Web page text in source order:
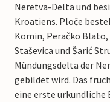
Neretva-Delta und
Kroatiens. Ploče
Komin, Peračko
Staševica und Šarić
Mündungsdelta der
gebildet wird. Das
eine erste urkundliche